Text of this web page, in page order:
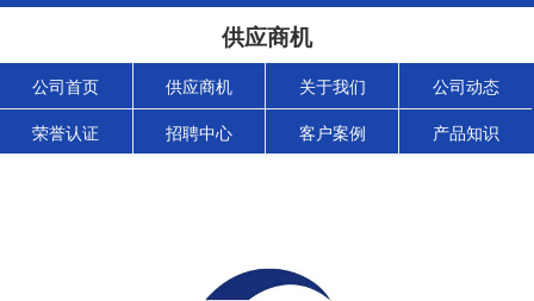
供应商机
公司首页 供应商机 关于我们 公司动态
荣誉认证 招聘中心 客户案例 产品知识